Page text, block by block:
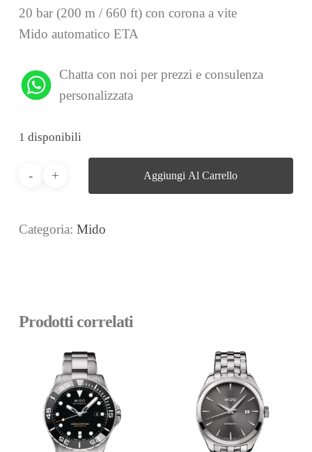
20 bar (200 m / 660 ft) con corona a vite
Mido automatico ETA
Chatta con noi per prezzi e consulenza
personalizzata
1 disponibili
Aggiungi Al Carrello
Categoria: Mido
Prodotti correlati